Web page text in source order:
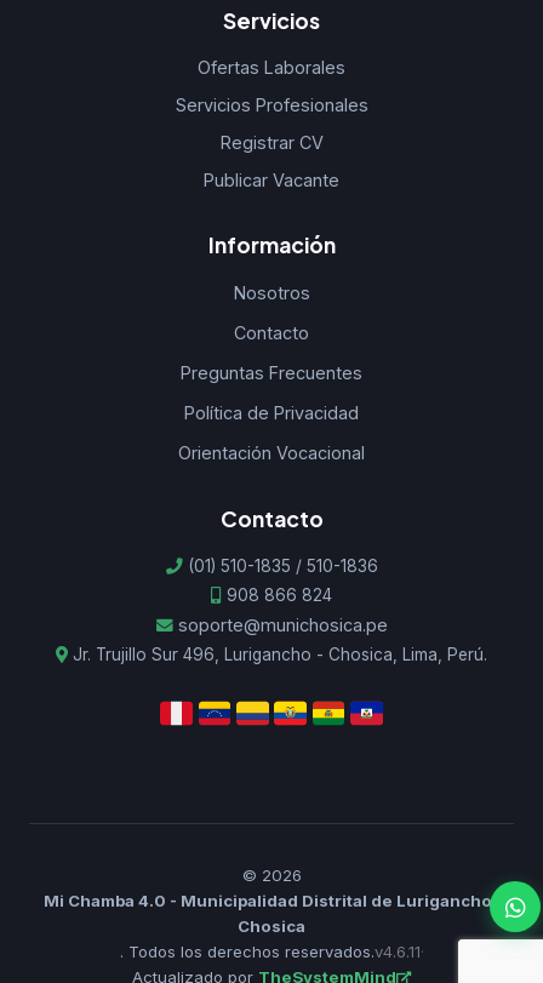
Servicios
Ofertas Laborales
Servicios Profesionales
Registrar CV
Publicar Vacante
Información
Nosotros
Contacto
Preguntas Frecuentes
Política de Privacidad
Orientación Vocacional
Contacto
(01) 510-1835 / 510-1836
908 866 824
soporte@munichosica.pe
Jr. Trujillo Sur 496, Lurigancho - Chosica, Lima, Perú.
© 2026
Mi Chamba 4.0 - Municipalidad Distrital de Lurigancho-
Chosica
. Todos los derechos reservados.v4.6.11·
Actualizado por TheSystemMind